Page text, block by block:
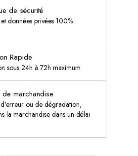
de sécurité
données privées 100%
Rapide
sous 24h à 72h maximum
de marchandise
d'erreur ou de dégradation,
la marchandise dans un délai